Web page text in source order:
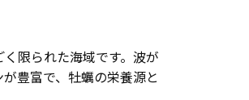
限られた海域です。波が
豊富で、牡蠣の栄養源と